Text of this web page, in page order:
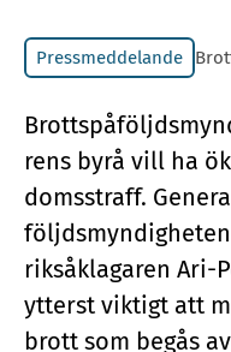
Pressmeddelande
rens byrå vill ha
doms­straff.
riks­å­kla­ga­ren Ari-
yt­terst vik­tigt att
brott som be­gås